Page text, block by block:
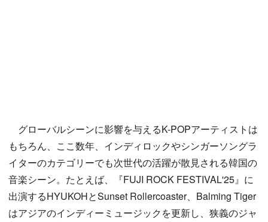
グローバルシーンに影響を与えるK-POPアーティストは
もちろん、ここ数年、インディロックやシンガーソングラ
イターのカテゴリーでも次世代の活躍が散見される韓国の
音楽シーン。たとえば、『FUJI ROCK FESTIVAL'25』に
出演するHYUKOHとSunset Rollercoaster、Balming Tiger
はアジアのインディーミュージックを更新し、狭義のジャ